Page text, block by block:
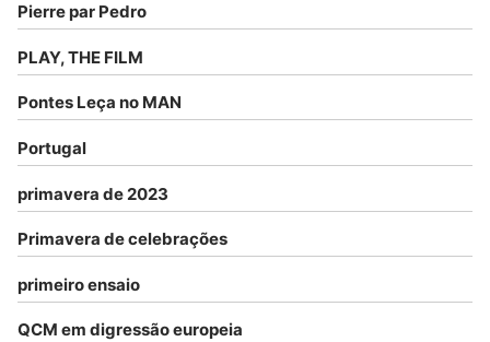
Pierre par Pedro
PLAY, THE FILM
Pontes Leça no MAN
Portugal
primavera de 2023
Primavera de celebrações
primeiro ensaio
QCM em digressão europeia